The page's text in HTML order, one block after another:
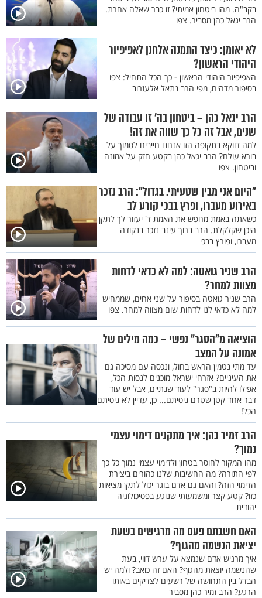
בקב"ה. מהו ביטחון אמיתי? זו כבר שאלה אחרת.
הרב יגאל כהן מסביר. צפו
לא יאומן: כיצד התמנה אלחנן לאפיפיור
היהודי הראשון?
האפיפיור היהודי הראשון - כך הכל התחיל: צפו
בסיפור מדהים, מפי הרב נתאל אלעזרוב
הרב יגאל כהן – ביטחון בה’ זו עבודה של
שנים, אבל זה כל כך שווה את זה!
למה דווקא בתקופה הזו אנחנו חייבים לסמוך על
בורא עולם? הרב יגאל כהן בקטע חזק על אמונה
וביטחון. צפו
"היום אני מבין שטעיתי. בגדול": הרב נזכר
באירוע מעברו, ופרץ בבכי קורע לב
כשאתה באמת מחפש את האמת ד' יעזור לך לתקן
היכן שקלקלת. הרב ברוך עינב נזכר בנקודה
מעברו, ופורץ בבכי
הרב שניר גואטה: למה לא כדאי לדחות
מצוות למחר?
הרב שניר גואטה בסיפור על שני אחים, שממחיש
למה לא כדאי לנו לדחות שום מצווה למחר. צפו
הוציאה מ"הסגר" נפשי – כמה מילים של
אמונה על המצב
עד מתי נטמין הראש בחול, ונכסה עם מסיכה גם
את העיניים? אזרחי ישראל מוכנים לנסות הכל,
אפילו להיות ב"סגר" לעוד שנתיים, אבל יש עוד
דבר אחד קטן שטרם ניסיתם... כן, עדיין לא ניסיתם
הכל!
הרב זמיר כהן: איך מתקנים דימוי עצמי
נמוך?
מהו המקור לחוסר בטחון ולדימוי עצמי נמוך כל כך
לפי התורה? מה החשיבות שלנו כהורים ביצירת
הדימוי הזה? והאם גם אדם בוגר יכול לתקן מציאות
כזו? קטע קצר ומשמעותי שנוגע בפסיכולוגיה
יהודית
האם חשבתם פעם מה מרגישים בשעת
יציאת הנשמה מהגוף?
איך מרגיש אדם שנמצא על ערש דווי, בעת
שהנשמה יוצאת מהגוף? האם זה כואב? ולמה יש
הבדל בין התחושה של רשעים לצדיקים באותו
הרגע? הרב זמיר כהן מסביר